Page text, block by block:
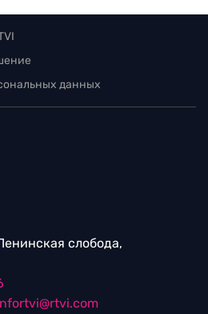
данных
слобода,